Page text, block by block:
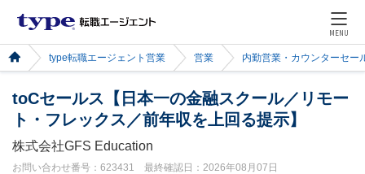
MENU
type転職エージェント営業 営業 内勤営業・カウンターセー
toCセールス【日本一の金融スクール／リモー
ト・フレックス／前年収を上回る提示】
株式会社GFS Education
お問い合わせ番号：623431 最終確認日：2026年08月07日